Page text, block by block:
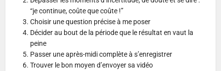
“je continue, coûte que coûte !”
Choisir une question précise à me poser
Décider au bout de la période que le résultat en vaut la
peine
Passer une après-midi complète à s’enregistrer
Trouver le bon moyen d’envoyer sa vidéo